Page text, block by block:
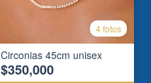
4 fotos
Circonias 45cm unisex
$350,000